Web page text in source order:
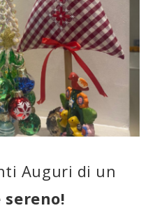
Auguri di un